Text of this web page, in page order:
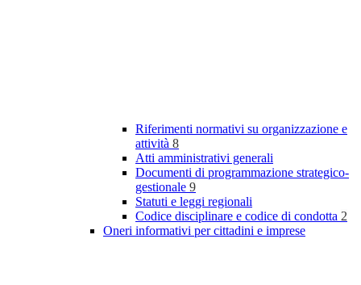
Riferimenti normativi su organizzazione e
attività 8
Atti amministrativi generali
Documenti di programmazione strategico-
gestionale 9
Statuti e leggi regionali
Codice disciplinare e codice di condotta 2
Oneri informativi per cittadini e imprese